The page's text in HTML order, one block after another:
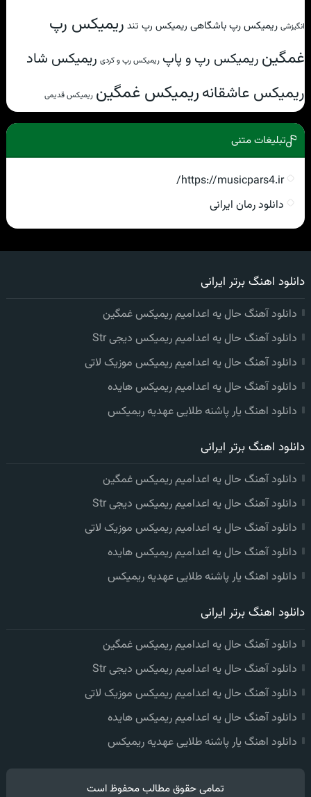
انگیزشی ریمیکس رپ باشگاهی ریمیکس رپ تند ریمیکس رپ
غمگین ریمیکس رپ و پاپ ریمیکس رپ و کردی ریمیکس شاد
ریمیکس عاشقانهریمیکس غمگین ریمیکس قدیمی
تبلیغات متنی
https://musicpars4.ir/
دانلود رمان ایرانی
دانلود اهنگ برتر ایرانی
دانلود آهنگ حال یه اعدامیم ریمیکس غمگین
دانلود آهنگ حال یه اعدامیم ریمیکس دیجی Str
دانلود آهنگ حال یه اعدامیم ریمیکس موزیک لاتی
دانلود آهنگ حال یه اعدامیم ریمیکس هایده
دانلود اهنگ یار پاشنه طلایی عهدیه ریمیکس
دانلود اهنگ برتر ایرانی
دانلود آهنگ حال یه اعدامیم ریمیکس غمگین
دانلود آهنگ حال یه اعدامیم ریمیکس دیجی Str
دانلود آهنگ حال یه اعدامیم ریمیکس موزیک لاتی
دانلود آهنگ حال یه اعدامیم ریمیکس هایده
دانلود اهنگ یار پاشنه طلایی عهدیه ریمیکس
دانلود اهنگ برتر ایرانی
دانلود آهنگ حال یه اعدامیم ریمیکس غمگین
دانلود آهنگ حال یه اعدامیم ریمیکس دیجی Str
دانلود آهنگ حال یه اعدامیم ریمیکس موزیک لاتی
دانلود آهنگ حال یه اعدامیم ریمیکس هایده
دانلود اهنگ یار پاشنه طلایی عهدیه ریمیکس
تمامی حقوق مطالب محفوظ است